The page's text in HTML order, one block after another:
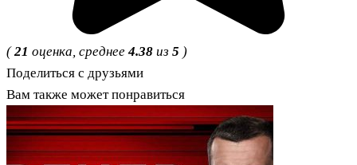
(21 оценка, среднее4.38 из 5 )
Поделиться с друзьями
Вам также может понравиться